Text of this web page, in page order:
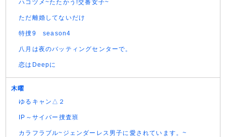
ハコヅメ~たたかう!交番女子~
ただ離婚してないだけ
特捜9 season4
八月は夜のバッティングセンターで。
恋はDeepに
木曜
ゆるキャン△２
IP～サイバー捜査班
カラフラブル~ジェンダーレス男子に愛されています。~